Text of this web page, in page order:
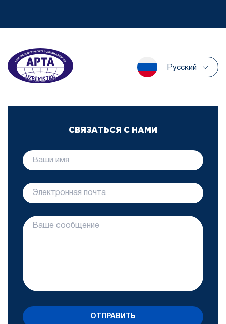
Русский
СВЯЗАТЬСЯ С НАМИ
ОТПРАВИТЬ